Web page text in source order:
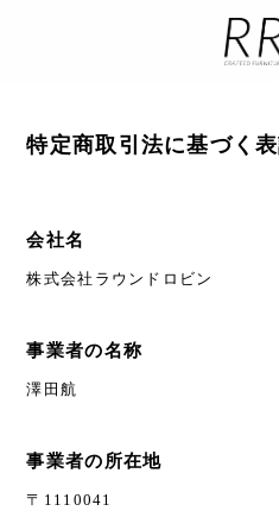
特定商取引法に基づく
会社名
株式会社ラウンドロビン
事業者の名称
澤田航
事業者の所在地
〒1110041